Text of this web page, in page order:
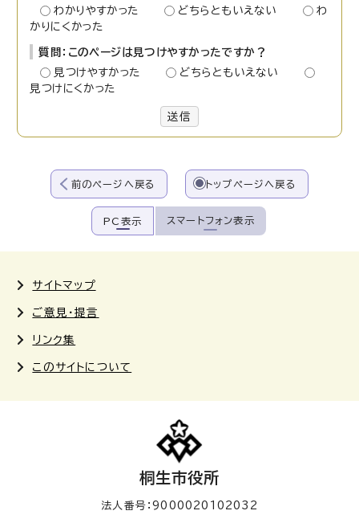
わかりやすかった
どちらともいえない
わ
かりにくかった
質問：このページは見つけやすかったですか？
見つけやすかった
どちらともいえない
見つけにくかった
送信
前のページへ戻る トップページへ戻る
PC表示 スマートフォン表示
サイトマップ
ご意見・提言
リンク集
このサイトについて
桐生市役所
法人番号：9000020102032